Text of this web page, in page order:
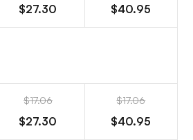
$27.30 $40.95
$17.06
$27.30
$17.06
$40.95